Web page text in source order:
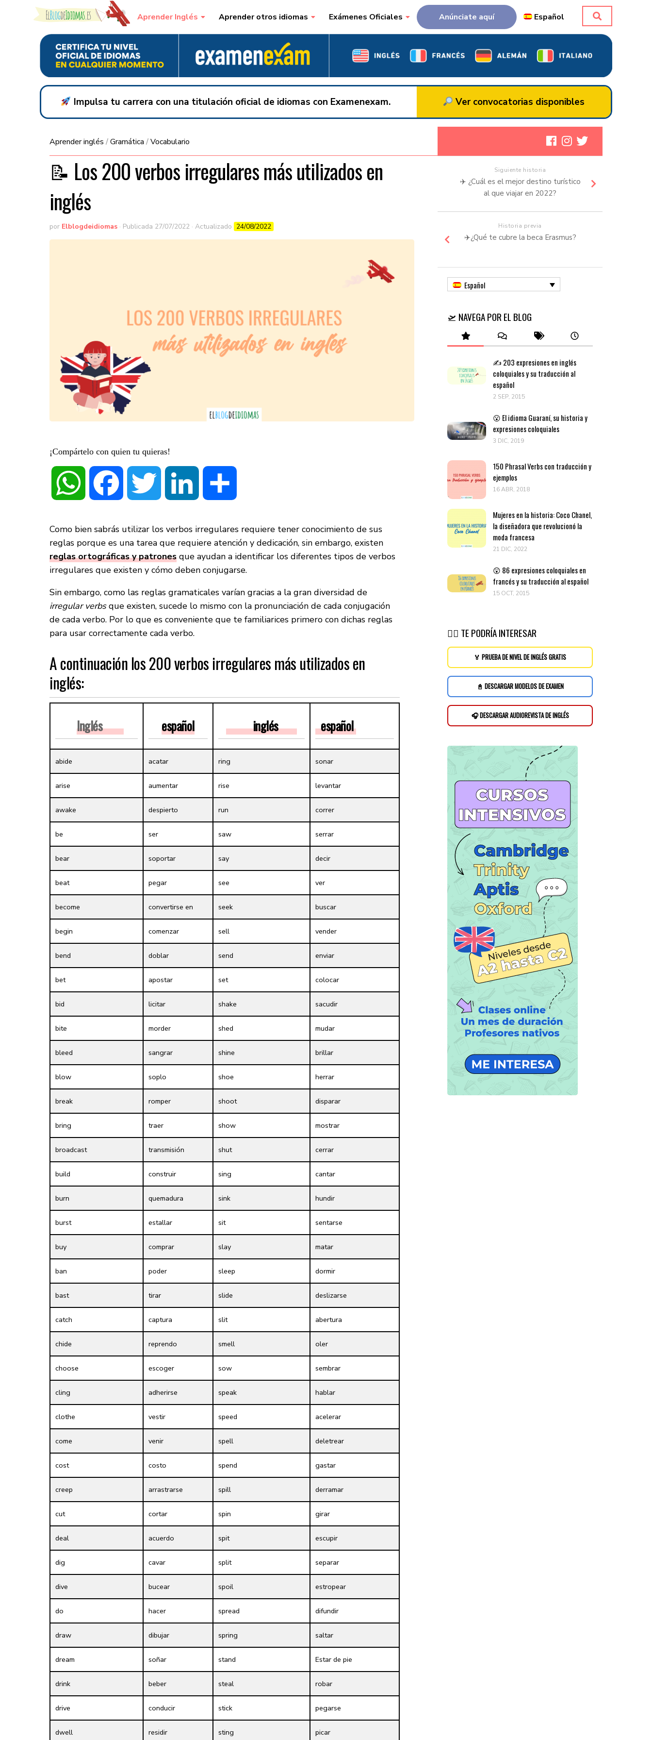
Skip to content Aprender Inglés Aprender otros idiomas Exámenes Oficiales Anúnciate aquí Español
Impulsa tu carrera con una titulación oficial de idiomas con Examenexam. Ver convocatorias disponibles
Aprender inglés /Gramática /Vocabulario
​​📝 Los 200 verbos irregulares más utilizados en
inglés
por Elblogdeidiomas · Publicada 27/07/2022 · Actualizado 24/08/2022
¡Compártelo con quien tu quieras!
WhatsApp Facebook LinkedIn
Como bien sabrás utilizar los verbos irregulares requiere tener conocimiento de sus
reglas porque es una tarea que requiere atención y dedicación, sin embargo, existen
reglas ortográficas y patrones que ayudan a identificar los diferentes tipos de verbos
irregulares que existen y cómo deben conjugarse.
Sin embargo, como las reglas gramaticales varían gracias a la gran diversidad de
irregular verbsque existen, sucede lo mismo con la pronunciación de cada conjugación
de cada verbo. Por lo que es conveniente que te familiarices primero con dichas reglas
para usar correctamente cada verbo.
A continuación los 200 verbos irregulares más utilizados en
inglés:
Inglés español inglés español
abide acatar ring sonar
arise aumentar rise levantar
awake despierto run correr
be ser saw serrar
bear soportar say decir
beat pegar see ver
become convertirse en seek buscar
begin comenzar sell vender
bend doblar send enviar
bet apostar set colocar
bid licitar shake sacudir
bite morder shed mudar
bleed sangrar shine brillar
blow soplo shoe herrar
break romper shoot disparar
bring traer show mostrar
broadcast transmisión shut cerrar
build construir sing cantar
burn quemadura sink hundir
burst estallar sit sentarse
buy comprar slay matar
ban poder sleep dormir
bast tirar slide deslizarse
catch captura slit abertura
chide reprendo smell oler
choose escoger sow sembrar
cling adherirse speak hablar
clothe vestir speed acelerar
come venir spell deletrear
cost costo spend gastar
creep arrastrarse spill derramar
cut cortar spin girar
deal acuerdo spit escupir
dig cavar split separar
dive bucear spoil estropear
do hacer spread difundir
draw dibujar spring saltar
dream soñar stand Estar de pie
drink beber steal robar
drive conducir stick pegarse
dwell residir sting picar
Siguiente historia
✈️ ¿Cuál es el mejor destino turístico
al que viajar en 2022?
Historia previa
✈️¿Qué te cubre la beca Erasmus?
Español
🛫 NAVEGA POR EL BLOG
✍️ 203 expresiones en inglés
coloquiales y su traducción al
español
2 SEP, 2015
😮 El idioma Guaraní, su historia y
expresiones coloquiales
3 DIC, 2019
150 Phrasal Verbs con traducción y
ejemplos
16 ABR, 2018
Mujeres en la historia: Coco Chanel,
la diseñadora que revolucionó la
moda francesa
21 DIC, 2022
😲 86 expresiones coloquiales en
francés y su traducción al español
15 OCT, 2015
👉🏽 TE PODRÍA INTERESAR
🏅 PRUEBA DE NIVEL DE INGLÉS GRATIS
📓 DESCARGAR MODELOS DE EXAMEN
🎧 DESCARGAR AUDIOREVISTA DE INGLÉS